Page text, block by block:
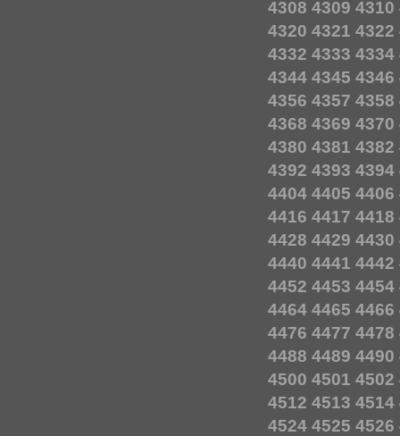
4308 4309 4310
4320 4321 4322
4332 4333 4334
4344 4345 4346
4356 4357 4358
4368 4369 4370
4380 4381 4382
4392 4393 4394
4404 4405 4406
4416 4417 4418
4428 4429 4430
4440 4441 4442
4452 4453 4454
4464 4465 4466
4476 4477 4478
4488 4489 4490
4500 4501 4502
4512 4513 4514
4524 4525 4526